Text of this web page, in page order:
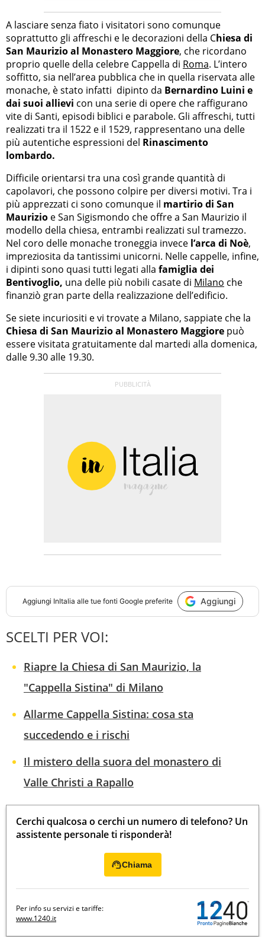
A lasciare senza fiato i visitatori sono comunque
soprattutto gli affreschi e le decorazioni della Chiesa di
San Maurizio al Monastero Maggiore, che ricordano
proprio quelle della celebre Cappella di Roma. L’intero
soffitto, sia nell’area pubblica che in quella riservata alle
monache, è stato infatti dipinto da Bernardino Luini e
dai suoi allievi con una serie di opere che raffigurano
vite di Santi, episodi biblici e parabole. Gli affreschi, tutti
realizzati tra il 1522 e il 1529, rappresentano una delle
più autentiche espressioni del Rinascimento
lombardo.
Difficile orientarsi tra una così grande quantità di
capolavori, che possono colpire per diversi motivi. Tra i
più apprezzati ci sono comunque il martirio di San
Maurizio e San Sigismondo che offre a San Maurizio il
modello della chiesa, entrambi realizzati sul tramezzo.
Nel coro delle monache troneggia invece l’arca di Noè,
impreziosita da tantissimi unicorni. Nelle cappelle, infine,
i dipinti sono quasi tutti legati alla famiglia dei
Bentivoglio, una delle più nobili casate di Milano che
finanziò gran parte della realizzazione dell’edificio.
Se siete incuriositi e vi trovate a Milano, sappiate che la
Chiesa di San Maurizio al Monastero Maggiore può
essere visitata gratuitamente dal martedi alla domenica,
dalle 9.30 alle 19.30.
Aggiungi InItalia alle tue fonti Google preferite Aggiungi
SCELTI PER VOI:
Riapre la Chiesa di San Maurizio, la
"Cappella Sistina" di Milano
Allarme Cappella Sistina: cosa sta
succedendo e i rischi
Il mistero della suora del monastero di
Valle Christi a Rapallo
Cerchi qualcosa o cerchi un numero di telefono? Un
assistente personale ti risponderà!
Chiama
Per info su servizi e tariffe:
www.1240.it